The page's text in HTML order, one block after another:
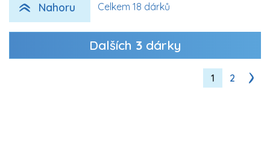
Nahoru Celkem 18 dárků
Dalších 3dárky
1 2